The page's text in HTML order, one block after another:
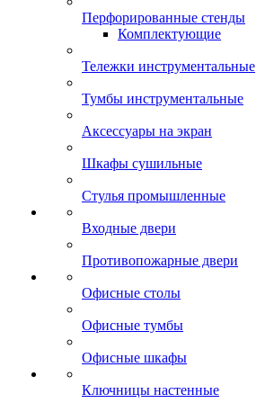
Перфорированные стенды
Комплектующие
Тележки инструментальные
Тумбы инструментальные
Аксессуары на экран
Шкафы сушильные
Стулья промышленные
Входные двери
Противопожарные двери
Офисные столы
Офисные тумбы
Офисные шкафы
Ключницы настенные